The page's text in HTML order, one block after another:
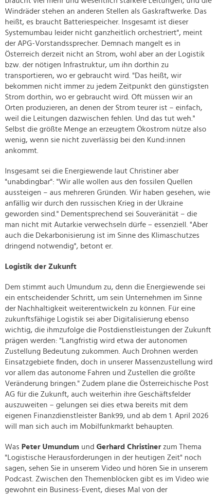
Windräder stehen an anderen Stellen als Gaskraftwerke. Das
heißt, es braucht Batteriespeicher. Insgesamt ist dieser
Systemumbau leider nicht ganzheitlich orchestriert", meint
der APG-Vorstandssprecher. Demnach mangelt es in
Österreich derzeit nicht an Strom, wohl aber an der Logistik
bzw. der nötigen Infrastruktur, um ihn dorthin zu
transportieren, wo er gebraucht wird. "Das heißt, wir
bekommen nicht immer zu jedem Zeitpunkt den günstigsten
Strom dorthin, wo er gebraucht wird. Oft müssen wir an
Orten produzieren, an denen der Strom teurer ist – einfach,
weil die Leitungen dazwischen fehlen. Und das tut weh."
Selbst die größte Menge an erzeugtem Ökostrom nütze also
wenig, wenn sie nicht zuverlässig bei den Kund:innen
ankommt.
Insgesamt sei die Energiewende laut Christiner aber
"unabdingbar": "Wir alle wollen aus den fossilen Quellen
aussteigen – aus mehreren Gründen. Wir haben gesehen, wie
anfällig wir durch den russischen Krieg in der Ukraine
geworden sind." Dementsprechend sei Souveränität – die
man nicht mit Autarkie verwechseln dürfe – essenziell. "Aber
auch die Dekarbonisierung ist im Sinne des Klimaschutzes
dringend notwendig", betont er.
Logistik der Zukunft
Dem stimmt auch Umundum zu, denn die Energiewende sei
ein entscheidender Schritt, um sein Unternehmen im Sinne
der Nachhaltigkeit weiterentwickeln zu können. Für eine
zukunftsfähige Logistik sei aber Digitalisierung ebenso
wichtig, die ihmzufolge die Postdienstleistungen der Zukunft
prägen werden: "Langfristig wird etwa der autonomen
Zustellung Bedeutung zukommen. Auch Drohnen werden
Einsatzgebiete finden, doch in unserer Massenzustellung wird
vor allem das autonome Fahren und Zustellen die größte
Veränderung bringen." Zudem plane die Österreichische Post
AG für die Zukunft, auch weiterhin ihre Geschäftsfelder
auszuweiten – gelungen sei dies etwa bereits mit dem
eigenen Finanzdienstleister Bank99, und ab dem 1. April 2026
will man sich auch im Mobilfunkmarkt behaupten.
Was Peter Umundum und Gerhard Christiner zum Thema
"Logistische Herausforderungen in der heutigen Zeit" noch
sagen, sehen Sie in unserem Video und hören Sie in unserem
Podcast. Zwischen den Themenblöcken gibt es im Video wie
gewohnt ein Business-Event, dieses Mal von der